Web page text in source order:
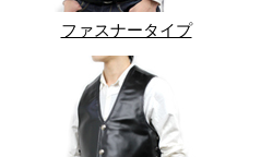
ファスナータイプ